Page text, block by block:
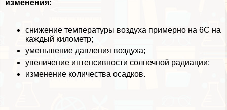
изменения:
снижение температуры воздуха примерно на 6С на
каждый километр;
уменьшение давления воздуха;
увеличение интенсивности солнечной радиации;
изменение количества осадков.